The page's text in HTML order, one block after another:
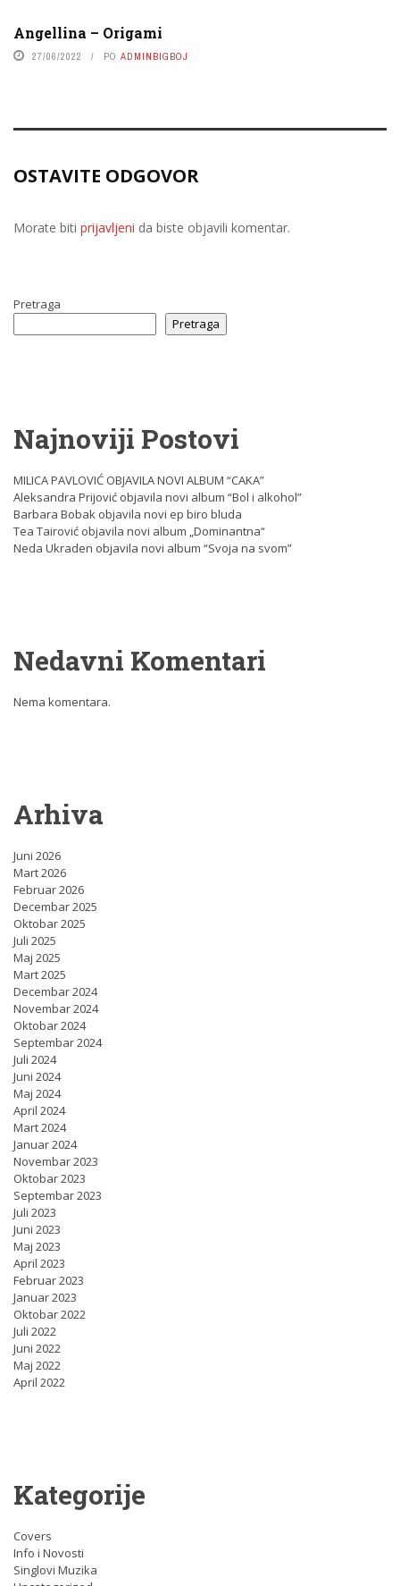
Angellina – Origami
27/06/2022 PO ADMINBIGBOJ
OSTAVITE ODGOVOR
Morate biti prijavljeni da biste objavili komentar.
Pretraga
Pretraga
Najnoviji Postovi
MILICA PAVLOVIĆ OBJAVILA NOVI ALBUM “CAKA”
Aleksandra Prijović objavila novi album “Bol i alkohol”
Barbara Bobak objavila novi ep biro bluda
Tea Tairović objavila novi album „Dominantna“
Neda Ukraden objavila novi album “Svoja na svom”
Nedavni Komentari
Nema komentara.
Arhiva
Juni 2026
Mart 2026
Februar 2026
Decembar 2025
Oktobar 2025
Juli 2025
Maj 2025
Mart 2025
Decembar 2024
Novembar 2024
Oktobar 2024
Septembar 2024
Juli 2024
Juni 2024
Maj 2024
April 2024
Mart 2024
Januar 2024
Novembar 2023
Oktobar 2023
Septembar 2023
Juli 2023
Juni 2023
Maj 2023
April 2023
Februar 2023
Januar 2023
Oktobar 2022
Juli 2022
Juni 2022
Maj 2022
April 2022
Kategorije
Covers
Info i Novosti
Singlovi Muzika